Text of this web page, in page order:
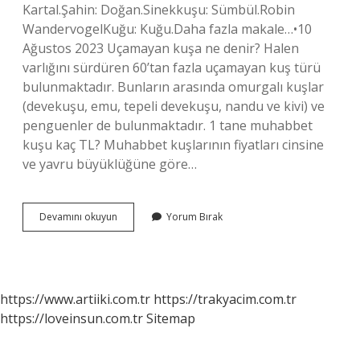
Kartal.Şahin: Doğan.Sinekkuşu: Sümbül.Robin
WandervogelKuğu: Kuğu.Daha fazla makale…•10
Ağustos 2023 Uçamayan kuşa ne denir? Halen
varlığını sürdüren 60’tan fazla uçamayan kuş türü
bulunmaktadır. Bunların arasında omurgalı kuşlar
(devekuşu, emu, tepeli devekuşu, nandu ve kivi) ve
penguenler de bulunmaktadır. 1 tane muhabbet
kuşu kaç TL? Muhabbet kuşlarının fiyatları cinsine
ve yavru büyüklüğüne göre…
Devamını okuyun
Küçük
Yorum Bırak
https://www.artiiki.com.tr https://trakyacim.com.tr
https://loveinsun.com.trSitemap